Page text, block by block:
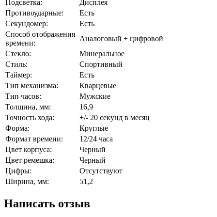
Подсветка:
Дисплея
Противоударные:
Есть
Секундомер:
Есть
Способ отображения
времени:
Аналоговый + цифровой
Стекло:
Минеральное
Стиль:
Спортивный
Таймер:
Есть
Тип механизма:
Кварцевые
Тип часов:
Мужские
Толщина, мм:
16,9
Точность хода:
+/- 20 секунд в месяц
Форма:
Круглые
Формат времени:
12/24 часа
Цвет корпуса:
Черный
Цвет ремешка:
Черный
Цифры:
Отсутствуют
Ширина, мм:
51,2
Написать отзыв